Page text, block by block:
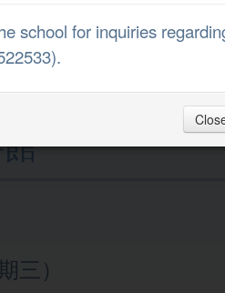
school for inquiries
Teaching and
Learning
三）